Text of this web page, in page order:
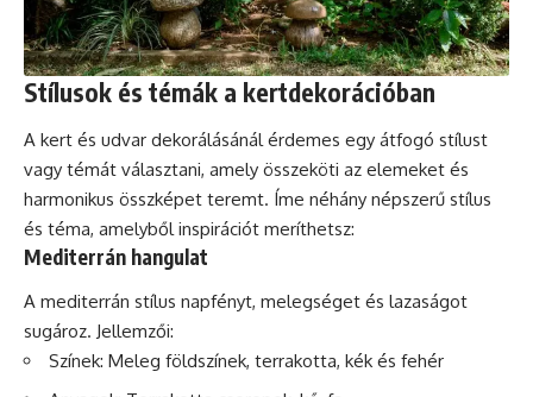
Stílusok és témák a kertdekorációban
A kert és udvar dekorálásánál érdemes egy átfogó stílust
vagy témát választani, amely összeköti az elemeket és
harmonikus összképet teremt. Íme néhány népszerű stílus
és téma, amelyből inspirációt meríthetsz:
Mediterrán hangulat
A mediterrán stílus napfényt, melegséget és lazaságot
sugároz. Jellemzői:
Színek: Meleg földszínek, terrakotta, kék és fehér